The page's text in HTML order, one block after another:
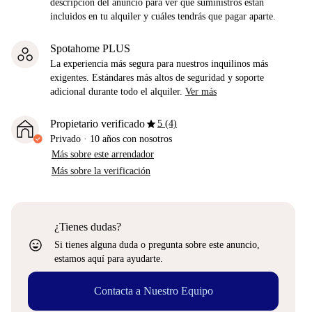
descripción del anuncio para ver qué suministros están
incluidos en tu alquiler y cuáles tendrás que pagar aparte.
Spotahome PLUS
La experiencia más segura para nuestros inquilinos más
exigentes. Estándares más altos de seguridad y soporte
adicional durante todo el alquiler. Ver más
Propietario verificadostar5 (4)
Privado · 10 años con nosotros
Más sobre este arrendador
Más sobre la verificación
sentiment_very_satisfied
¿Tienes dudas?
Si tienes alguna duda o pregunta sobre este anuncio,
estamos aquí para ayudarte.
Contacta a Nuestro Equipo